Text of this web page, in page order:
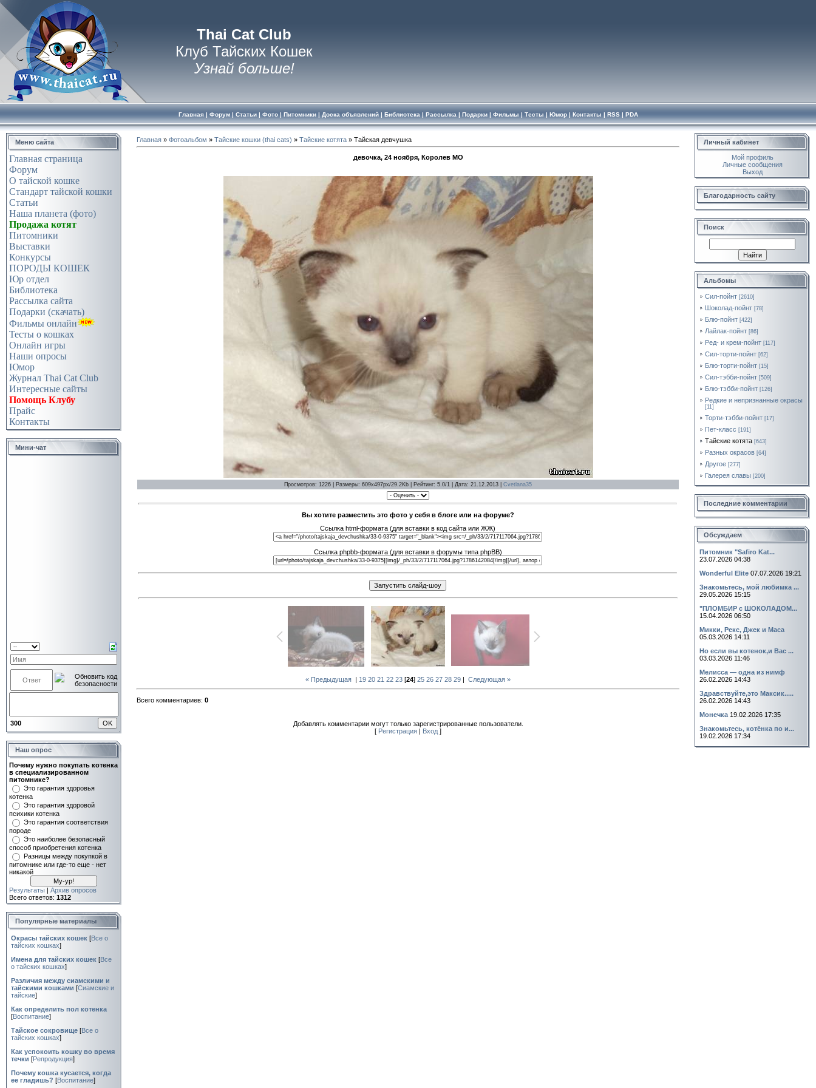
Thai Cat Club
Клуб Тайских Кошек
Узнай больше!
Главная| Форум| Статьи| Фото| Питомники| Доска объявлений| Библиотека | Рассылка | Подарки| Фильмы | Тесты | Юмор| Контакты | RSS| PDA
Меню сайта
Главная страница
Форум
О тайской кошке
Стандарт тайской кошки
Статьи
Наша планета (фото)
Продажа котят
Питомники
Выставки
Конкурсы
ПОРОДЫ КОШЕК
Юр отдел
Библиотека
Рассылка сайта
Подарки (скачать)
Фильмы онлайн
Тесты о кошках
Онлайн игры
Наши опросы
Юмор
Журнал Thai Cat Club
Интересные сайты
Помощь Клубу
Прайс
Контакты
Мини-чат
300
Наш опрос
Почему нужно покупать котенка
в специализированном
питомнике?
Это гарантия здоровья
котенка
Это гарантия здоровой
психики котенка
Это гарантия соответствия
породе
Это наиболее безопасный
способ приобретения котенка
Разницы между покупкой в
питомнике или где-то еще - нет
никакой
Результаты | Архив опросов
Всего ответов: 1312
Популярные материалы
Окрасы тайских кошек [Все о
тайских кошках]
Имена для тайских кошек [Все
о тайских кошках]
Различия между сиамскими и
тайскими кошками [Сиамские и
тайские]
Как определить пол котенка
[Воспитание]
Тайское сокровище [Все о
тайских кошках]
Как успокоить кошку во время
течки [Репродукция]
Почему кошка кусается, когда
ее гладишь? [Воспитание]
Главная » Фотоальбом » Тайские кошки (thai cats) » Тайские котята » Тайская девчушка
девочка, 24 ноября, Королев МО
Просмотров: 1226 | Размеры: 609x497px/29.2Kb | Рейтинг: 5.0/1 | Дата: 21.12.2013 | Cvetlana35
Вы хотите разместить это фото у себя в блоге или на форуме?
Ссылка html-формата (для вставки в код сайта или ЖЖ)
Ссылка phpbb-формата (для вставки в форумы типа phpBB)
« Предыдущая | 19 20 21 22 23 [24] 25 26 27 28 29 | Следующая »
Всего комментариев: 0
Добавлять комментарии могут только зарегистрированные пользователи.
[ Регистрация Вход ]
Личный кабинет
Мой профиль
Личные сообщения
Выход
Благодарность сайту
Поиск
Альбомы
Сил-пойнт [2610]
Шоколад-пойнт [78]
Блю-пойнт [422]
Лайлак-пойнт [86]
Ред- и крем-пойнт [117]
Сил-торти-пойнт [62]
Блю-торти-пойнт [15]
Сил-тэбби-пойнт [509]
Блю-тэбби-пойнт [126]
Редкие и непризнанные окрасы
[11]
Торти-тэбби-пойнт [17]
Пет-класс [191]
Тайские котята [643]
Разных окрасов [64]
Другое [277]
Галерея славы [200]
Последние комментарии
Обсуждаем
Питомник "Safiro Kat...
23.07.2026 04:38
Wonderful Elite 07.07.2026 19:21
Знакомьтесь, мой любимка ...
29.05.2026 15:15
"ПЛОМБИР с ШОКОЛАДОМ...
15.04.2026 06:50
Микки, Рекс, Джек и Маса
05.03.2026 14:11
Но если вы котенок,и Вас ...
03.03.2026 11:46
Мелисса — одна из нимф
26.02.2026 14:43
Здравствуйте,это Максик.....
26.02.2026 14:43
Монечка 19.02.2026 17:35
Знакомьтесь, котёнка по и...
19.02.2026 17:34